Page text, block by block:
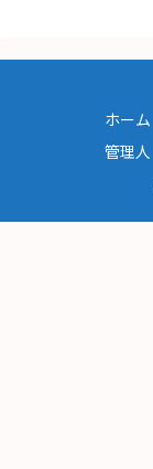
ホーム
管理人